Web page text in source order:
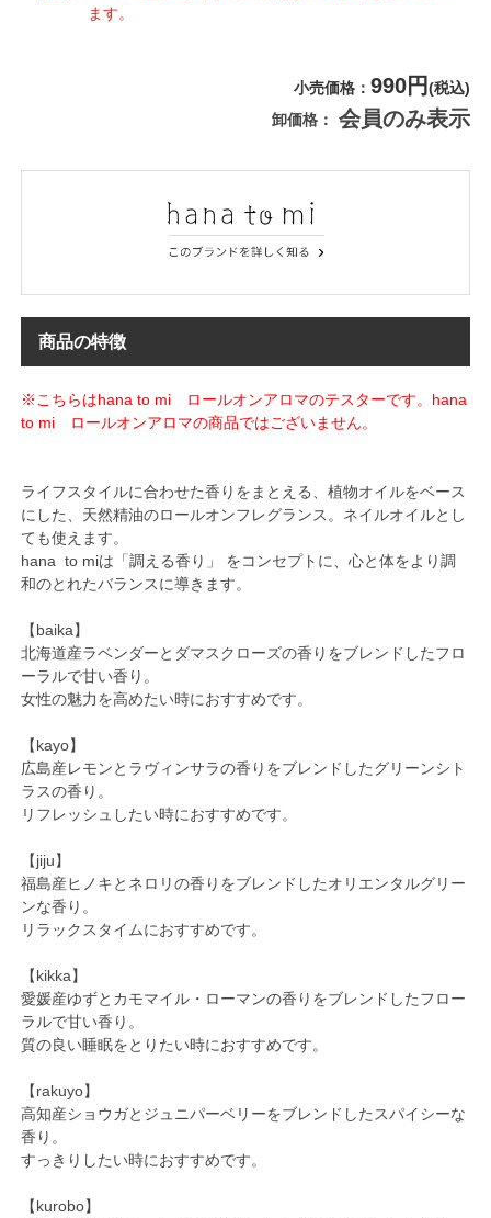
ます。
小売価格 990円(税込)
卸価格
会員のみ表示
商品の特徴
※こちらはhana to mi ロールオンアロマのテスターです。hana
to mi ロールオンアロマの商品ではございません。
ライフスタイルに合わせた香りをまとえる、植物オイルをベース
にした、天然精油のロールオンフレグランス。ネイルオイルとし
ても使えます。
hana to miは「調える香り」 をコンセプトに、心と体をより調
和のとれたバランスに導きます。
【baika】
北海道産ラベンダーとダマスクローズの香りをブレンドしたフロ
ーラルで甘い香り。
女性の魅力を高めたい時におすすめです。
【kayo】
広島産レモンとラヴィンサラの香りをブレンドしたグリーンシト
ラスの香り。
リフレッシュしたい時におすすめです。
【jiju】
福島産ヒノキとネロリの香りをブレンドしたオリエンタルグリー
ンな香り。
リラックスタイムにおすすめです。
【kikka】
愛媛産ゆずとカモマイル・ローマンの香りをブレンドしたフロー
ラルで甘い香り。
質の良い睡眠をとりたい時におすすめです。
【rakuyo】
高知産ショウガとジュニパーベリーをブレンドしたスパイシーな
香り。
すっきりしたい時におすすめです。
【kurobo】